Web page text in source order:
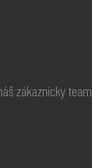
zákaznícky team